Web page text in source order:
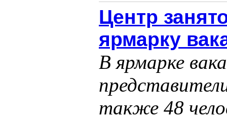
Центр
ярмарку
В ярмарке
также 48